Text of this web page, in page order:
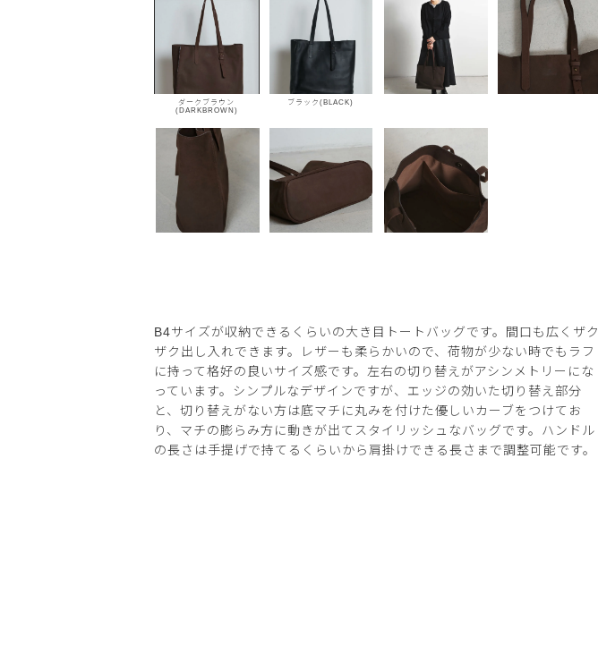
ダークブラウン
(DARKBROWN)
ブラック(BLACK)
B4サイズが収納できるくらいの大き目トートバッグです。間口も広くザク
ザク出し入れできます。レザーも柔らかいので、荷物が少ない時でもラフ
に持って格好の良いサイズ感です。左右の切り替えがアシンメトリーにな
っています。シンプルなデザインですが、エッジの効いた切り替え部分
と、切り替えがない方は底マチに丸みを付けた優しいカーブをつけてお
り、マチの膨らみ方に動きが出てスタイリッシュなバッグです。ハンドル
の長さは手提げで持てるくらいから肩掛けできる長さまで調整可能です。